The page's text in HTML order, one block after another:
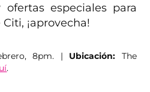
ofertas especiales para
¡aprovecha!
8pm. | Ubicación: The
.